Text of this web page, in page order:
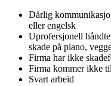
Dårlig
eller engelsk
Uprofersjonell
skade på piano,
Firma har ikke
Firma kommer ikke
Svart arbeid